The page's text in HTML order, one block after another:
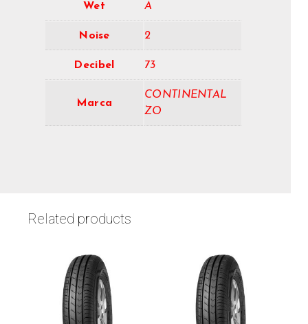
Wet A
Noise 2
Decibel 73
Marca
CONTINENTAL
ZO
Related products